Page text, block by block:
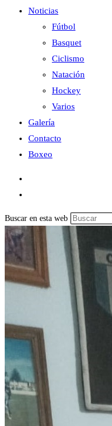
Noticias
Fútbol
Basquet
Ciclismo
Natación
Hockey
Varios
Galería
Contacto
Boxeo
Buscar en esta web